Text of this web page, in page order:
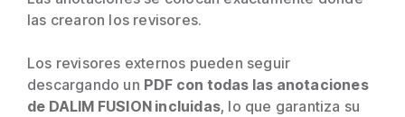
las crearon los revisores.
Los revisores externos pueden seguir
descargando un PDF con todas las anotaciones
de DALIM FUSION incluidas, lo que garantiza su